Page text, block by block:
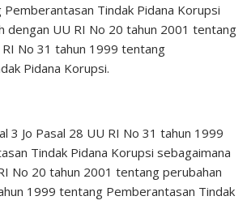
Tindak Pidana Korupsi
dengan UU RI No 20 tahun 2001 tentang
No 31 tahun 1999 tentang
Pidana Korupsi.
3 Jo Pasal 28 UU RI No 31 tahun 1999
Tindak Pidana Korupsi sebagaimana
No 20 tahun 2001 tentang perubahan
1999 tentang Pemberantasan Tindak